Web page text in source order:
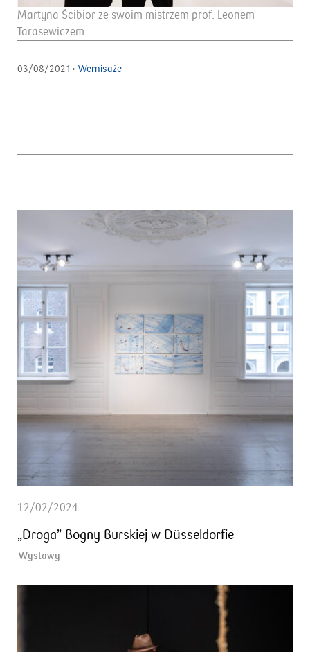
Martyna Ścibior ze swoim mistrzem prof. Leonem
Tarasewiczem
03/08/2021• Wernisaże
12/02/2024
„Droga” Bogny Burskiej w Düsseldorfie
Wystawy